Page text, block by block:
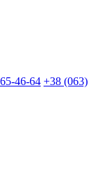
46-64 +38 (063)